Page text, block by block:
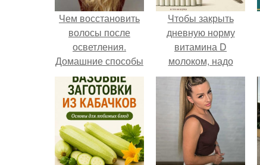
Чем восстановить
волосы после
осветления.
Домашние способы
восстановления
волос после
осветления
Чтобы закрыть
дневную норму
витамина D
молоком, надо
выпить 30 литров
или съесть одну
чайную ложку
печени трески.